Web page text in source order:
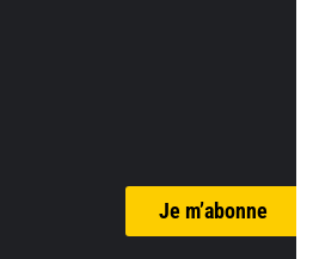
Je m’abonne